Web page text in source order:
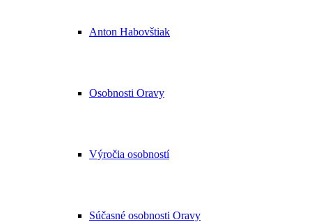
Anton Habovštiak
Osobnosti Oravy
Výročia osobností
Súčasné osobnosti Oravy